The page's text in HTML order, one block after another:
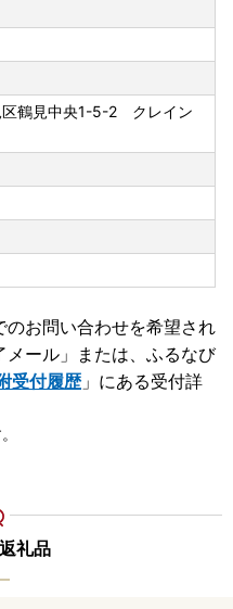
区鶴見中央1-5-2 クレイン
お問い合わせを希望され
ール」 または、ふるなび
受付履歴」にある受付詳
礼品